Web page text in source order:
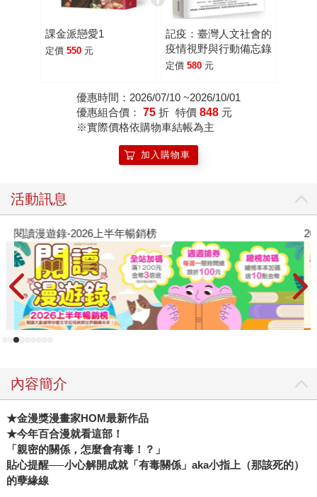
課金派戀愛1
定價 550 元
記疫：臺灣人文社會的
疫情視野與行動備忘錄
定價 580 元
優惠時間：2026/07/10 ~2026/10/01
優惠組合價： 75 折 特價 848 元
※實際價格依購物車結帳為主
加入購物車
活動訊息
閱讀漫遊錄-2026上半年暢銷榜
內容簡介
★金漫獎漫畫家HOM最新作品
★今年百合漫就看這部！
「親密的關係，怎麼會有毒！？」
貼心提醒──小心解開成就「有毒關係」aka小指上（那該死的）
的孽緣線